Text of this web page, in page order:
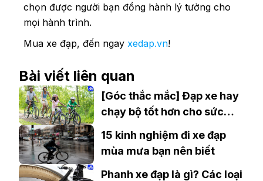
chọn được người bạn đồng hành lý tưởng cho
mọi hành trình.
Mua xe đạp, đến ngay xedap.vn!
Bài viết liên quan
[Góc thắc mắc] Đạp xe hay
chạy bộ tốt hơn cho sức
15 kinh nghiệm đi xe đạp
mùa mưa bạn nên biết
Phanh xe đạp là gì? Các loại